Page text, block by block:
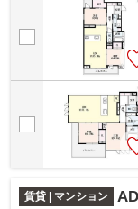
賃貸 | マンション